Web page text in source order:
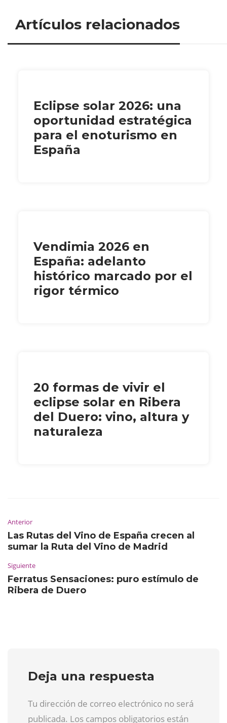
Artículos relacionados
Eclipse solar 2026: una
oportunidad estratégica
para el enoturismo en
España
Vendimia 2026 en
España: adelanto
histórico marcado por el
rigor térmico
20 formas de vivir el
eclipse solar en Ribera
del Duero: vino, altura y
naturaleza
Anterior
Las Rutas del Vino de España crecen al
sumar la Ruta del Vino de Madrid
Siguiente
Ferratus Sensaciones: puro estímulo de
Ribera de Duero
Deja una respuesta
Tu dirección de correo electrónico no será
publicada. Los campos obligatorios están